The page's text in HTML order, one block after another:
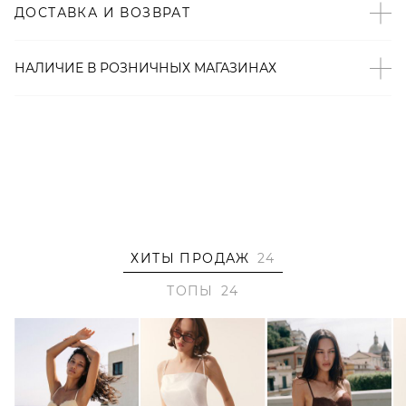
– Фактура «под крокодила»;
– Мягкая подкладка;
ДОСТАВКА И ВОЗВРАТ
НАЛИЧИЕ В РОЗНИЧНЫХ МАГАЗИНАХ
ХИТЫ ПРОДАЖ 24
ТОПЫ
24